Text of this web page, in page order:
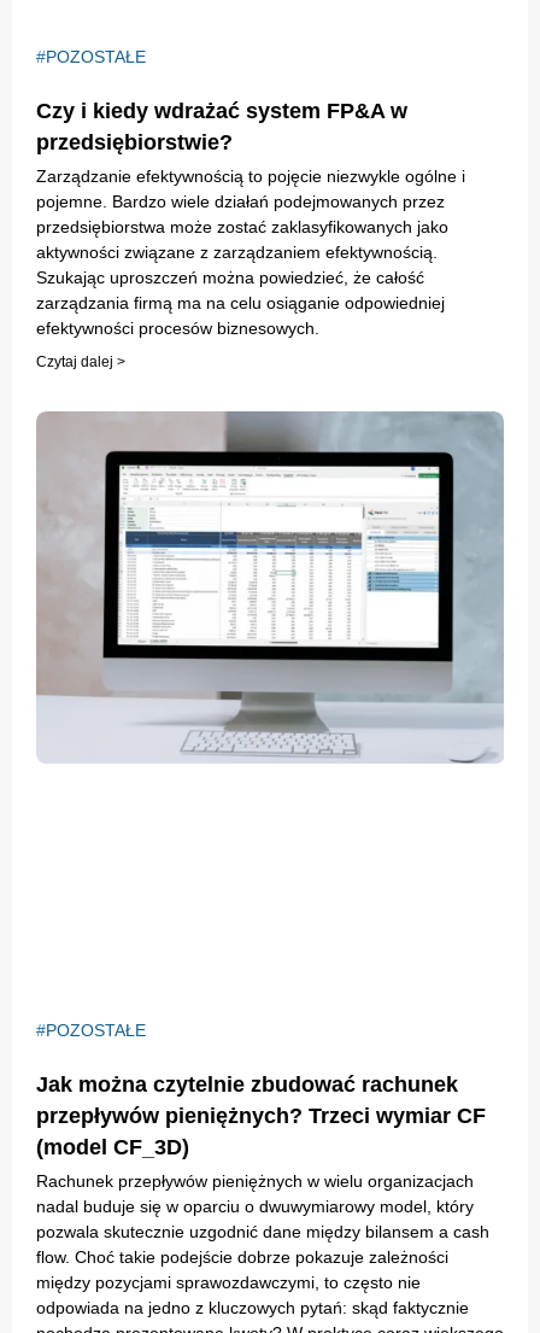
POZOSTAŁE
Czy i kiedy wdrażać system FP&A w
przedsiębiorstwie?
Zarządzanie efektywnością to pojęcie niezwykle ogólne i
pojemne. Bardzo wiele działań podejmowanych przez
przedsiębiorstwa może zostać zaklasyfikowanych jako
aktywności związane z zarządzaniem efektywnością.
Szukając uproszczeń można powiedzieć, że całość
zarządzania firmą ma na celu osiąganie odpowiedniej
efektywności procesów biznesowych.
Czytaj dalej >
POZOSTAŁE
Jak można czytelnie zbudować rachunek
przepływów pieniężnych? Trzeci wymiar CF
(model CF_3D)
Rachunek przepływów pieniężnych w wielu organizacjach
nadal buduje się w oparciu o dwuwymiarowy model, który
pozwala skutecznie uzgodnić dane między bilansem a cash
flow. Choć takie podejście dobrze pokazuje zależności
między pozycjami sprawozdawczymi, to często nie
odpowiada na jedno z kluczowych pytań: skąd faktycznie